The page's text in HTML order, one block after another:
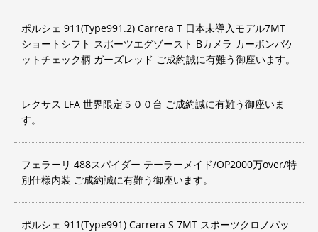
ポルシェ 911(Type991.2) Carrera T 日本未導入モデル7MT
ショートシフト スポーツエグゾースト Bカメラ カーボンバケ
ットチェック柄 ガーズレッド ご成約誠に有難う御座います。
レクサス LFA 世界限定５００台 ご成約誠に有難う御座いま
す。
フェラーリ 488スパイダー テーラーメイド/OP2000万over/特
別仕様内装 ご成約誠に有難う御座います。
ポルシェ 911(Type991) Carrera S 7MT スポーツクロノパッ